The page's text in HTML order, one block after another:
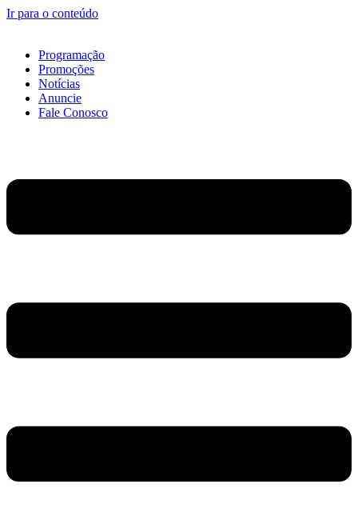
Ir para o conteúdo
Programação
Promoções
Notícias
Anuncie
Fale Conosco